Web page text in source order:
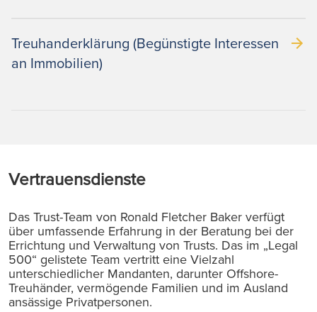
Treuhanderklärung (Begünstigte Interessen
an Immobilien)
Vertrauensdienste
Das Trust-Team von Ronald Fletcher Baker verfügt
über umfassende Erfahrung in der Beratung bei der
Errichtung und Verwaltung von Trusts. Das im „Legal
500“ gelistete Team vertritt eine Vielzahl
unterschiedlicher Mandanten, darunter Offshore-
Treuhänder, vermögende Familien und im Ausland
ansässige Privatpersonen.